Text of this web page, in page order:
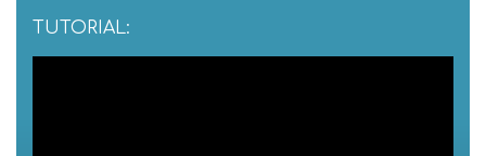
TUTORIAL: